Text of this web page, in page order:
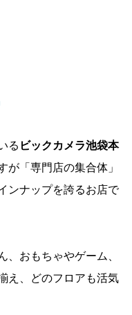
る ビックカメラ池袋本
が「専門店の集合体」
ンナップを誇るお店で
、おもちゃやゲーム、
え、どのフロアも活気